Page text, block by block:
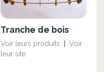
Tranche de bois
Voir leurs produits
Voir
leur site